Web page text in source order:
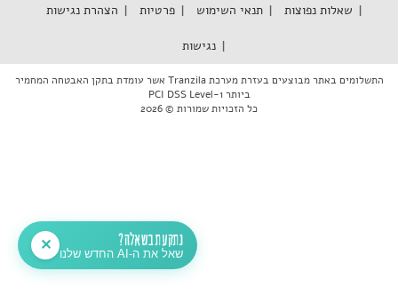
שאלות נפוצות תנאי השימוש פרטיות הצהרת נגישות
נגישות
התשלומים באתר מבוצעים בעזרת מערכת Tranzila אשר עומדת בתקן האבטחה המחמיר
ביותר PCI DSS Level-1
כל הזכויות שמורות © 2026
נתקעת בשאלה?
שאל את ה-AI החדש שלנו
✕